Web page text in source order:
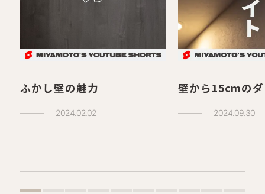
ふかし壁の魅力
2024.02.02
壁から15cmの
2024.09.30